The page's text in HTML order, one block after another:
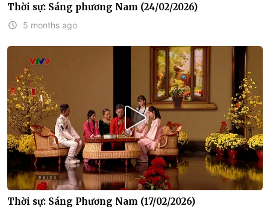
Thời sự: Sáng phương Nam (24/02/2026)
5 months ago
Thời sự: Sáng Phương Nam (17/02/2026)